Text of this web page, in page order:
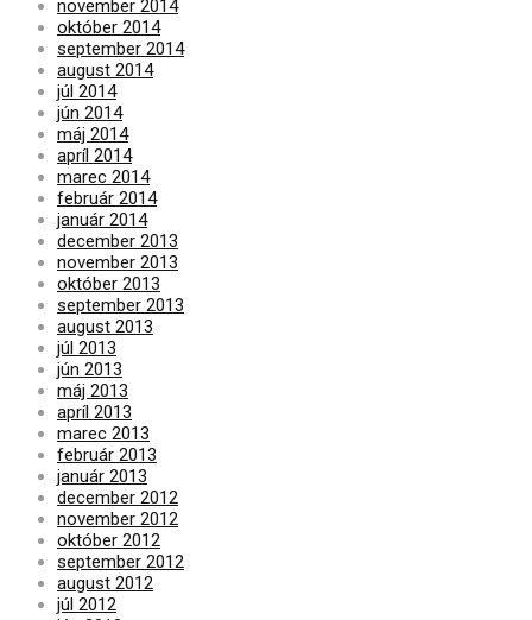
november 2014
október 2014
september 2014
august 2014
júl 2014
jún 2014
máj 2014
apríl 2014
marec 2014
február 2014
január 2014
december 2013
november 2013
október 2013
september 2013
august 2013
júl 2013
jún 2013
máj 2013
apríl 2013
marec 2013
február 2013
január 2013
december 2012
november 2012
október 2012
september 2012
august 2012
júl 2012